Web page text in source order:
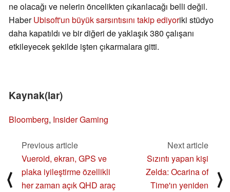
ne olacağı ve nelerin öncelikten çıkarılacağı belli değil.
HaberUbisoft'un büyük sarsıntısını takip ediyoriki stüdyo
daha kapatıldı ve bir diğeri de yaklaşık 380 çalışanı
etkileyecek şekilde işten çıkarmalara gitti.
Kaynak(lar)
Bloomberg, Insider Gaming
⟨
Previous article
Vueroid, ekran, GPS ve
plaka iyileştirme özellikli
her zaman açık QHD araç
Next article
Sızıntı yapan kişi
Zelda: Ocarina of
Time'ın yeniden
⟩